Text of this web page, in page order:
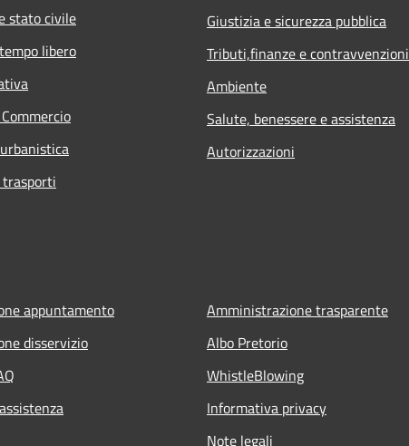
stato civile
libero
Giustizia e sicurezza pubblica
Tributi,finanze e contravvenzioni
Ambiente
Salute, benessere e assistenza
Autorizzazioni
appuntamento
disservizio
Amministrazione trasparente
Albo Pretorio
WhistleBlowing
Informativa privacy
Note legali